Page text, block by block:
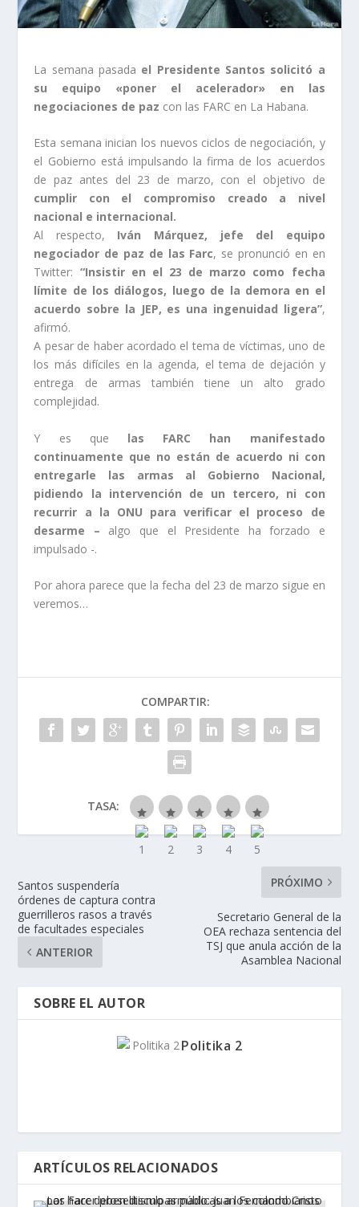
La semana pasada el Presidente Santos solicitó a
su equipo «poner el acelerador» en las
negociaciones de paz con las FARC en La Habana.
Esta semana inician los nuevos ciclos de negociación, y
el Gobierno está impulsando la firma de los acuerdos
de paz antes del 23 de marzo, con el objetivo de
cumplir con el compromiso creado a nivel
nacional e internacional.
Al respecto, Iván Márquez, jefe del equipo
negociador de paz de las Farc, se pronunció en en
Twitter: “Insistir en el 23 de marzo como fecha
límite de los diálogos, luego de la demora en el
acuerdo sobre la JEP, es una ingenuidad ligera”,
afirmó.
A pesar de haber acordado el tema de víctimas, uno de
los más difíciles en la agenda, el tema de dejación y
entrega de armas también tiene un alto grado
complejidad.
Y es que las FARC han manifestado
continuamente que no están de acuerdo ni con
entregarle las armas al Gobierno Nacional,
pidiendo la intervención de un tercero, ni con
recurrir a la ONU para verificar el proceso de
desarme – algo que el Presidente ha forzado e
impulsado -.
Por ahora parece que la fecha del 23 de marzo sigue en
veremos…
COMPARTIR:
TASA:
Santos suspendería
órdenes de captura contra
guerrilleros rasos a través
de facultades especiales
ANTERIOR
PRÓXIMO
Secretario General de la
OEA rechaza sentencia del
TSJ que anula acción de la
Asamblea Nacional
SOBRE EL AUTOR
Politika 2
ARTÍCULOS RELACIONADOS